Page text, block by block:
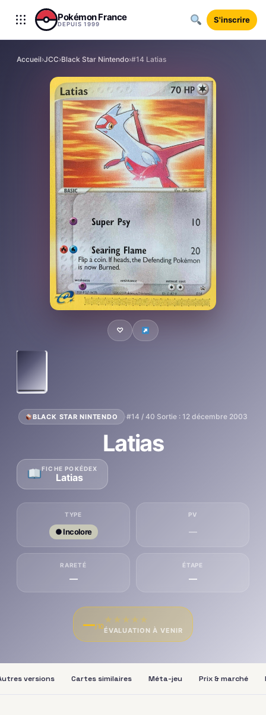
Aller au contenu
Pokémon France
DEPUIS 1999 S'inscrire
Accueil›JCC›Black Star Nintendo›#14 Latias
♡
BLACK STAR NINTENDO ·#14 / 40·Sortie : 12 décembre 2003
Latias
FICHE POKÉDEX
Latias
TYPE
● Incolore
PV
—
RARETÉ
—
ÉTAPE
—
—/10
★ ★ ★ ★ ★
ÉVALUATION À VENIR
versions Cartes similaires Méta-jeu Prix & marché